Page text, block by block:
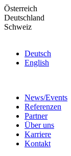
Skip
to
the
Österreich
Deutschland
Schweiz
Deutsch
English
News/Events
Referenzen
Partner
Über uns
Karriere
Kontakt